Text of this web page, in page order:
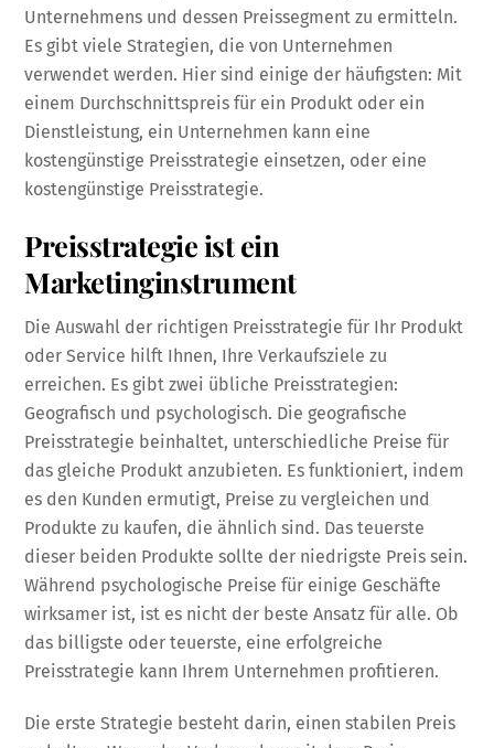
Unternehmens und dessen Preissegment zu ermitteln.
Es gibt viele Strategien, die von Unternehmen
verwendet werden. Hier sind einige der häufigsten: Mit
einem Durchschnittspreis für ein Produkt oder ein
Dienstleistung, ein Unternehmen kann eine
kostengünstige Preisstrategie einsetzen, oder eine
kostengünstige Preisstrategie.
Preisstrategie ist ein
Marketinginstrument
Die Auswahl der richtigen Preisstrategie für Ihr Produkt
oder Service hilft Ihnen, Ihre Verkaufsziele zu
erreichen. Es gibt zwei übliche Preisstrategien:
Geografisch und psychologisch. Die geografische
Preisstrategie beinhaltet, unterschiedliche Preise für
das gleiche Produkt anzubieten. Es funktioniert, indem
es den Kunden ermutigt, Preise zu vergleichen und
Produkte zu kaufen, die ähnlich sind. Das teuerste
dieser beiden Produkte sollte der niedrigste Preis sein.
Während psychologische Preise für einige Geschäfte
wirksamer ist, ist es nicht der beste Ansatz für alle. Ob
das billigste oder teuerste, eine erfolgreiche
Preisstrategie kann Ihrem Unternehmen profitieren.
Die erste Strategie besteht darin, einen stabilen Preis